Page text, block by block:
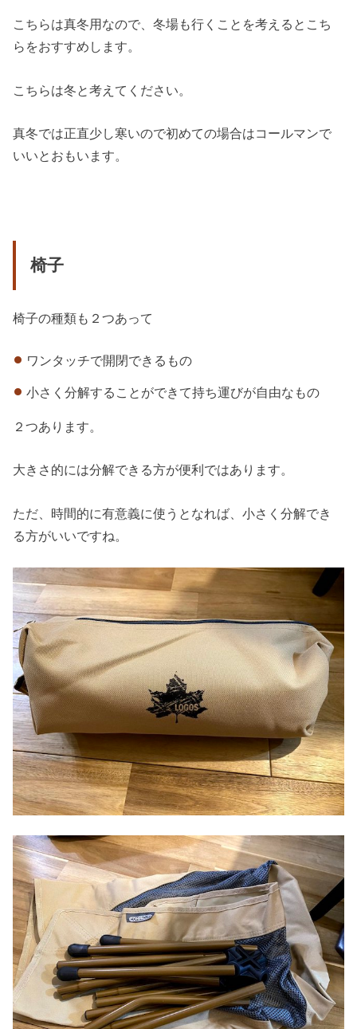
こちらは真冬用なので、冬場も行くことを考えるとこち
らをおすすめします。
こちらは冬と考えてください。
真冬では正直少し寒いので初めての場合はコールマンで
いいとおもいます。
椅子
椅子の種類も２つあって
ワンタッチで開閉できるもの
小さく分解することができて持ち運びが自由なもの
２つあります。
大きさ的には分解できる方が便利ではあります。
ただ、時間的に有意義に使うとなれば、小さく分解でき
る方がいいですね。